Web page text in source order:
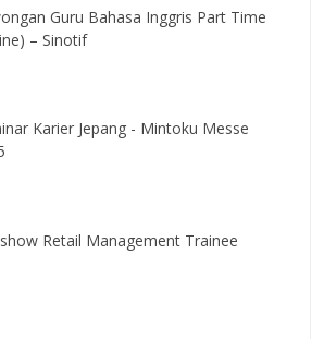
Guru Bahasa Inggris Part Time
– Sinotif
Karier Jepang - Mintoku Messe
Retail Management Trainee